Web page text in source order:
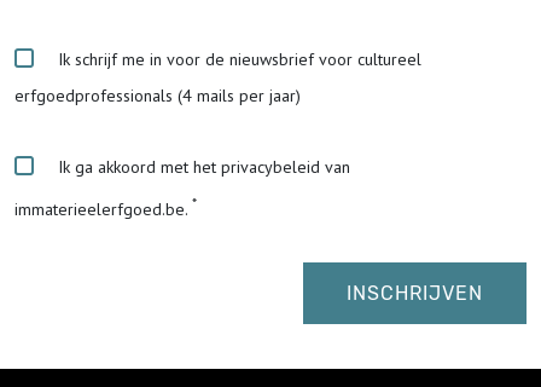
Ik schrijf me in voor de nieuwsbrief voor cultureel
erfgoedprofessionals (4 mails per jaar)
Ik ga akkoord met het privacybeleid van
immaterieelerfgoed.be.